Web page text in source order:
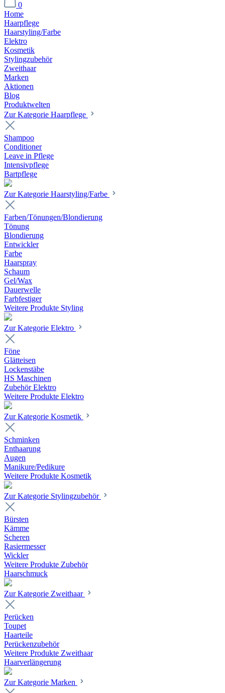
0
Home
Haarpflege
Haarstyling/Farbe
Elektro
Kosmetik
Stylingzubehör
Zweithaar
Marken
Aktionen
Blog
Produktwelten
Zur Kategorie Haarpflege
Shampoo
Conditioner
Leave in Pflege
Intensivpflege
Bartpflege
Zur Kategorie Haarstyling/Farbe
Farben/Tönungen/Blondierung
Tönung
Blondierung
Entwickler
Farbe
Haarspray
Schaum
Gel/Wax
Dauerwelle
Farbfestiger
Weitere Produkte Styling
Zur Kategorie Elektro
Föne
Glätteisen
Lockenstäbe
HS Maschinen
Zubehör Elektro
Weitere Produkte Elektro
Zur Kategorie Kosmetik
Schminken
Enthaarung
Augen
Manikure/Pedikure
Weitere Produkte Kosmetik
Zur Kategorie Stylingzubehör
Bürsten
Kämme
Scheren
Rasiermesser
Wickler
Weitere Produkte Zubehör
Haarschmuck
Zur Kategorie Zweithaar
Perücken
Toupet
Haarteile
Perückenzubehör
Weitere Produkte Zweithaar
Haarverlängerung
Zur Kategorie Marken